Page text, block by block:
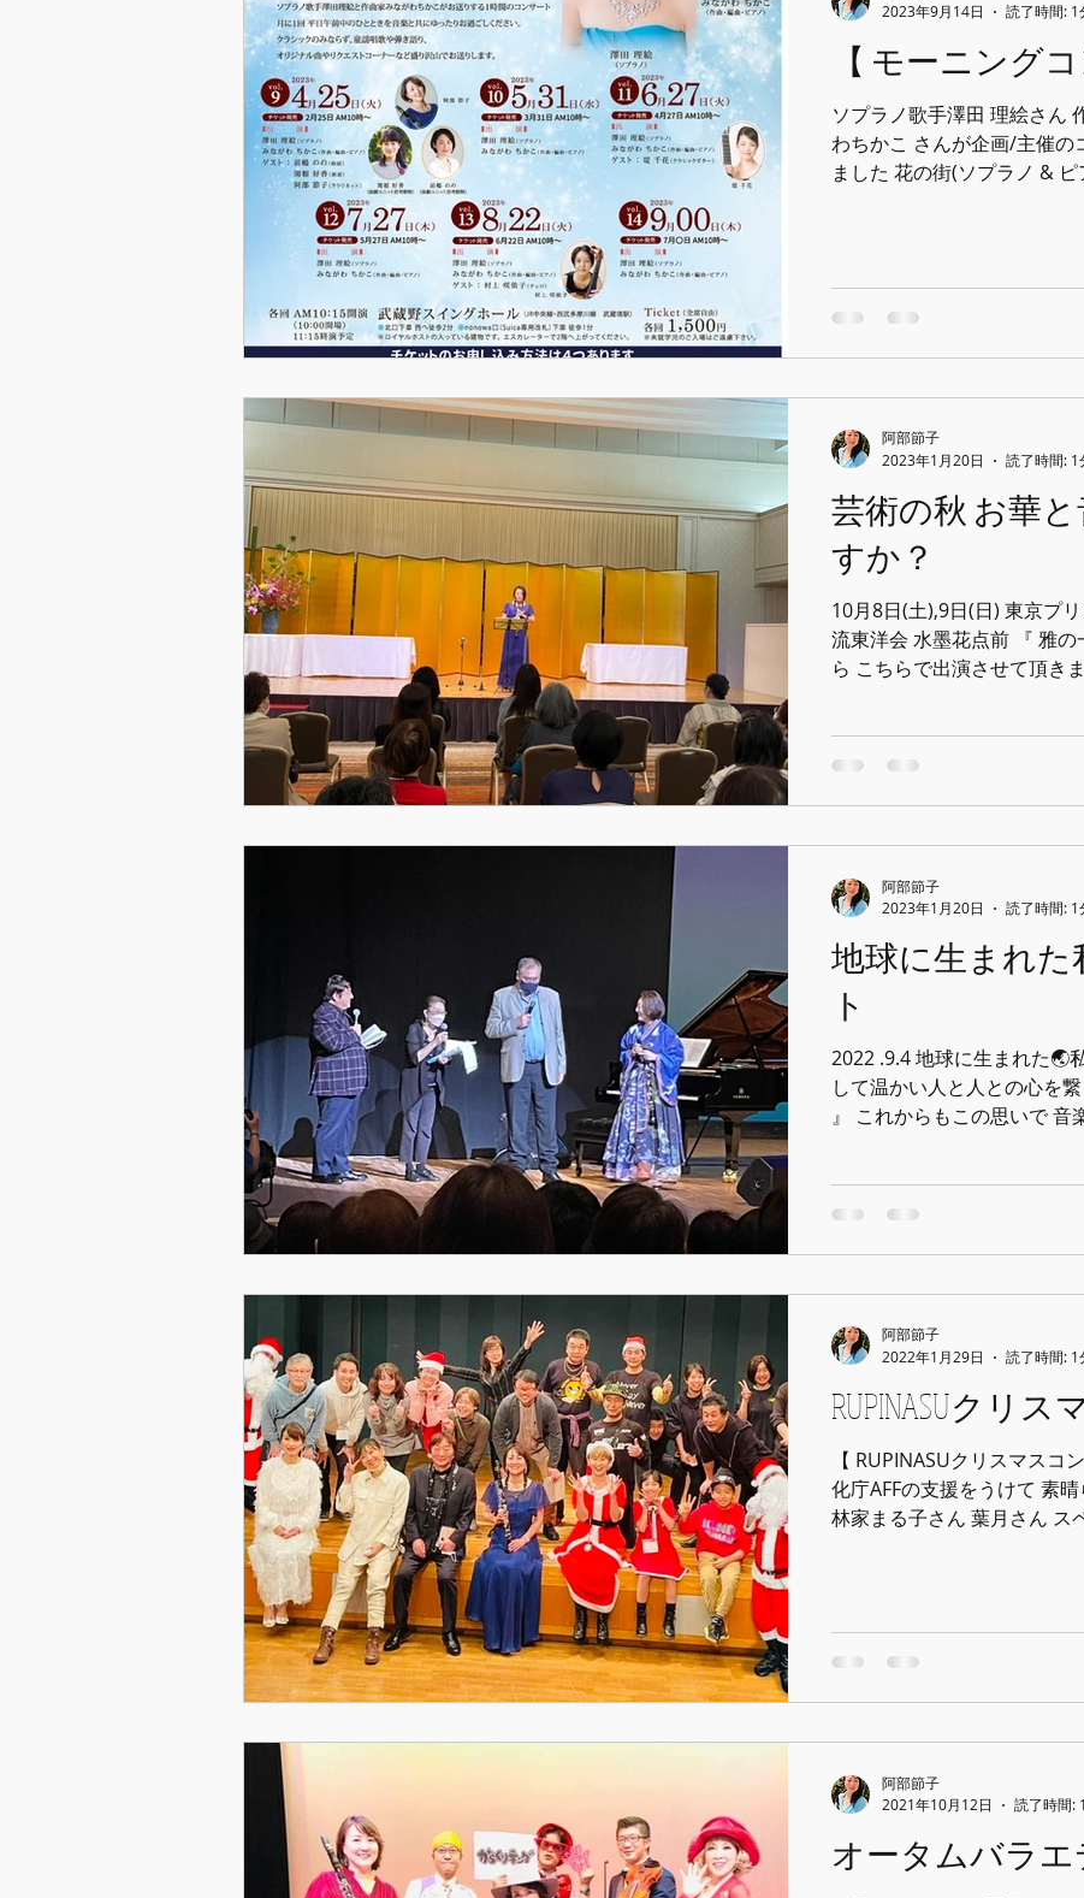
【 モーニングコ
ソプラノ歌手澤田 理絵さん
わちかこ さんが企画/主催の
ました 花の街(ソプラノ &
2023年9月14日
読了時間: 1
芸術の秋 お華
すか？
10月8日(土),9日(日) 東京プ
流東洋会 水墨花点前 『 雅
ら こちらで出演させて頂き
阿部節子
2023年1月20日
読了時間: 1
地球に生まれ
ト
2022 .9.4 地球に生まれた🌏
して温かい人と人との心を
』 これからもこの思いで 音
阿部節子
2023年1月20日
読了時間: 1
RUPINASUクリ
【 RUPINASUクリスマスコ
化庁AFFの支援をうけて 素
林家まる子さん 葉月さん スペシャルゲスト 佐野博美さ
阿部節子
2022年1月29日
読了時間: 1
オータムバラ
阿部節子
2021年10月12日
読了時間: